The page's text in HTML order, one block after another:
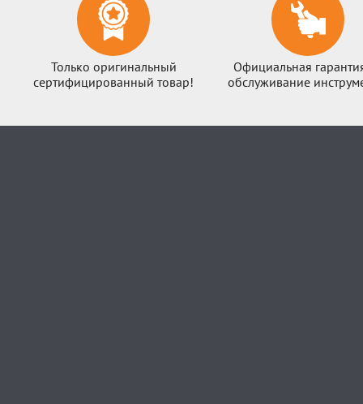
Только оригинальный
сертифицированный товар!
Официальная
обслуживание